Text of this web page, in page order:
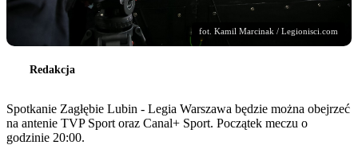
fot. Kamil Marcinak / Legionisci.com
Redakcja
Spotkanie Zagłębie Lubin - Legia Warszawa będzie można obejrzeć
na antenie TVP Sport oraz Canal+ Sport. Początek meczu o
godzinie 20:00.